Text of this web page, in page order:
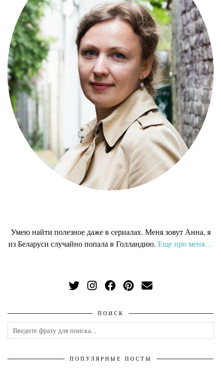
Умею найти полезное даже в сериалах. Меня зовут Анна, я
из Беларуси случайно попала в Голландию. Еще про меня…
ПОИСК
ПОПУЛЯРНЫЕ ПОСТЫ